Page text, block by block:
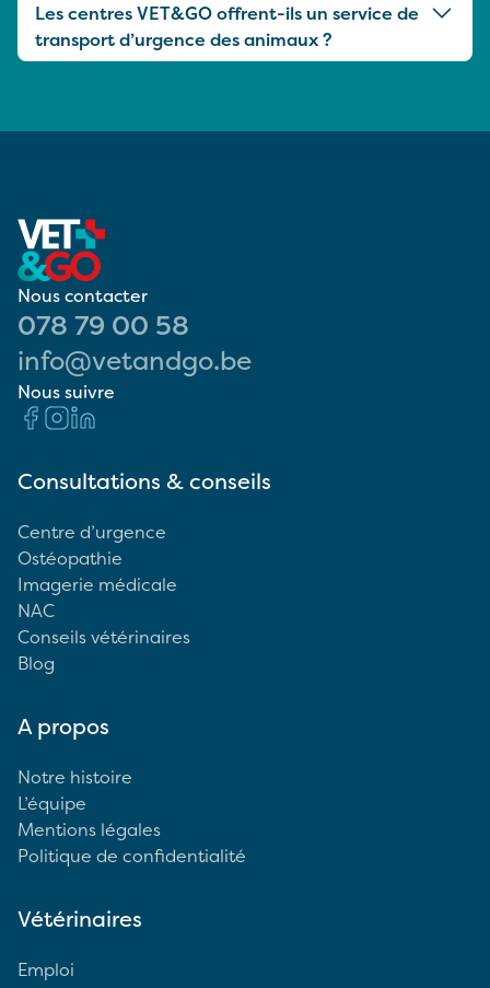
Les centres VET&GO offrent-ils un service de
transport d’urgence des animaux ?
Nous contacter
078 79 00 58
info@vetandgo.be
Nous suivre
Consultations & conseils
Centre d’urgence
Ostéopathie
Imagerie médicale
NAC
Conseils vétérinaires
Blog
A propos
Notre histoire
L’équipe
Mentions légales
Politique de confidentialité
Vétérinaires
Emploi